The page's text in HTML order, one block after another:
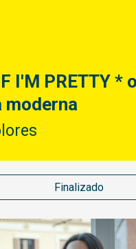
I'M PRETTY *
moderna
Finalizado